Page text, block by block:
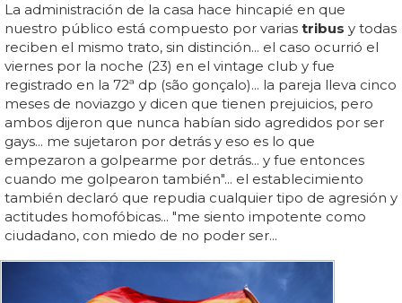
La administración de la casa hace hincapié en que
nuestro público está compuesto por varias tribus y todas
reciben el mismo trato, sin distinción... el caso ocurrió el
viernes por la noche (23) en el vintage club y fue
registrado en la 72ª dp (são gonçalo)... la pareja lleva cinco
meses de noviazgo y dicen que tienen prejuicios, pero
ambos dijeron que nunca habían sido agredidos por ser
gays... me sujetaron por detrás y eso es lo que
empezaron a golpearme por detrás... y fue entonces
cuando me golpearon también"... el establecimiento
también declaró que repudia cualquier tipo de agresión y
actitudes homofóbicas... "me siento impotente como
ciudadano, con miedo de no poder ser...